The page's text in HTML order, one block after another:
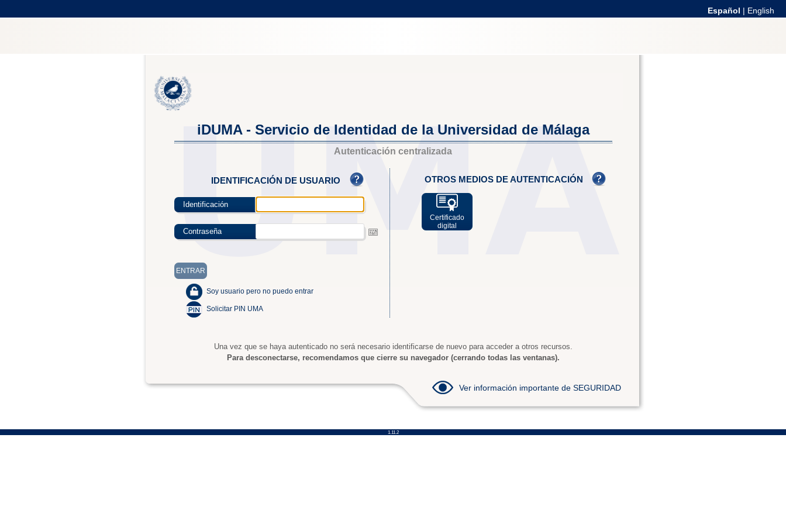
Español | English
iDUMA - Servicio de Identidad de la Universidad de Málaga
Autenticación centralizada
IDENTIFICACIÓN DE USUARIO
Identificación
Contraseña
Soy usuario pero no puedo entrar
Solicitar PIN UMA
OTROS MEDIOS DE AUTENTICACIÓN
Certificado
digital
Una vez que se haya autenticado no será necesario identificarse de nuevo para acceder a otros recursos.
Para desconectarse, recomendamos que cierre su navegador (cerrando todas las ventanas).
Ver información importante de SEGURIDAD
1.11.2